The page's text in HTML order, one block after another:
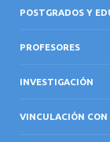
POSTGRADOS Y
PROFESORES
INVESTIGACIÓN
VINCULACIÓN CON